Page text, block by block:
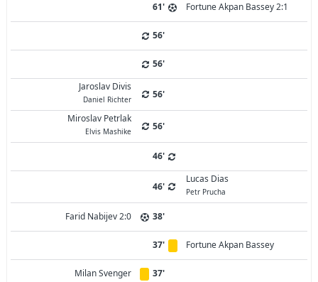
61' Fortune Akpan Bassey 2:1
56'
56'
Jaroslav Divis
Daniel Richter
56'
Miroslav Petrlak
Elvis Mashike 56'
46'
46'
Lucas Dias
Petr Prucha
Farid Nabijev 2:0 38'
37' Fortune Akpan Bassey
Milan Svenger 37'